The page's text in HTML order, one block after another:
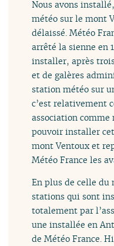
Nous avons
météo sur le mont
délaissé. Météo
arrêté la sienne en
installer, après
et de galères
station météo sur
c’est relativement
association comme
pouvoir installer
mont Ventoux et
Météo France les
En plus de celle du
stations qui sont
totalement par
une installée en
de Météo France.